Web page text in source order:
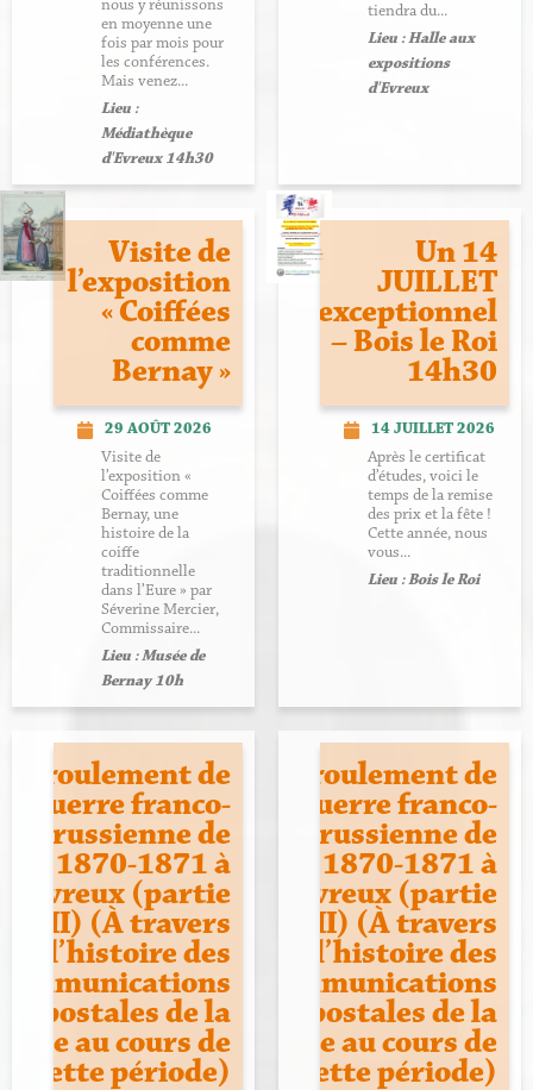
nous y réunissons
en moyenne une
fois par mois pour
les conférences.
Mais venez...
Lieu :
Médiathèque
d'Evreux 14h30
tiendra du...
Lieu : Halle aux
expositions
d'Evreux
Visite de
l’exposition
« Coiffées
comme
Bernay »
29 AOÛT 2026
Visite de
l’exposition «
Coiffées comme
Bernay, une
histoire de la
coiffe
traditionnelle
dans l’Eure » par
Séverine Mercier,
Commissaire...
Lieu : Musée de
Bernay 10h
Un 14
JUILLET
exceptionnel
– Bois le Roi
14h30
14 JUILLET 2026
Après le certificat
d’études, voici le
temps de la remise
des prix et la fête !
Cette année, nous
vous...
Lieu : Bois le Roi
Déroulement de
la guerre franco-
prussienne de
1870-1871 à
Evreux (partie
III) (À travers
l’histoire des
postales de la
ville au cours de
cette période)
Déroulement de
la guerre franco-
prussienne de
1870-1871 à
Evreux (partie
II) (À travers
l’histoire des
communications
postales de la
ville au cours de
cette période)